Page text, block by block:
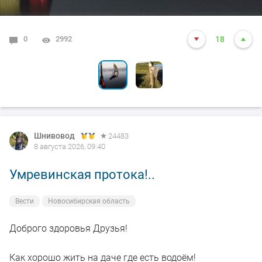
0 2992 18
0 2430 8
Шнивовод
24483
8 августа 2026, 09:40
Умревинская протока!..
Вести Новосибирская область
Доброго здоровья Друзья!
Как хорошо жить на даче где есть водоём!